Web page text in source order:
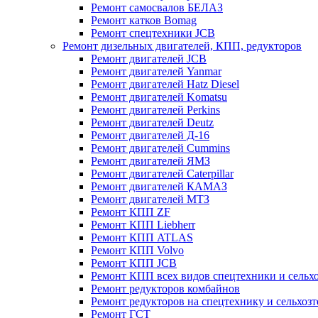
Ремонт самосвалов БЕЛАЗ
Ремонт катков Bomag
Ремонт спецтехники JCB
Ремонт дизельных двигателей, КПП, редукторов
Ремонт двигателей JCB
Ремонт двигателей Yanmar
Ремонт двигателей Hatz Diesel
Ремонт двигателей Komatsu
Ремонт двигателей Perkins
Ремонт двигателей Deutz
Ремонт двигателей Д-16
Ремонт двигателей Cummins
Ремонт двигателей ЯМЗ
Ремонт двигателей Caterpillar
Ремонт двигателей КАМАЗ
Ремонт двигателей МТЗ
Ремонт КПП ZF
Ремонт КПП Liebherr
Ремонт КПП ATLAS
Ремонт КПП Volvo
Ремонт КПП JСB
Ремонт КПП всех видов спецтехники и
Ремонт редукторов комбайнов
Ремонт редукторов на спецтехнику и
Ремонт ГСТ